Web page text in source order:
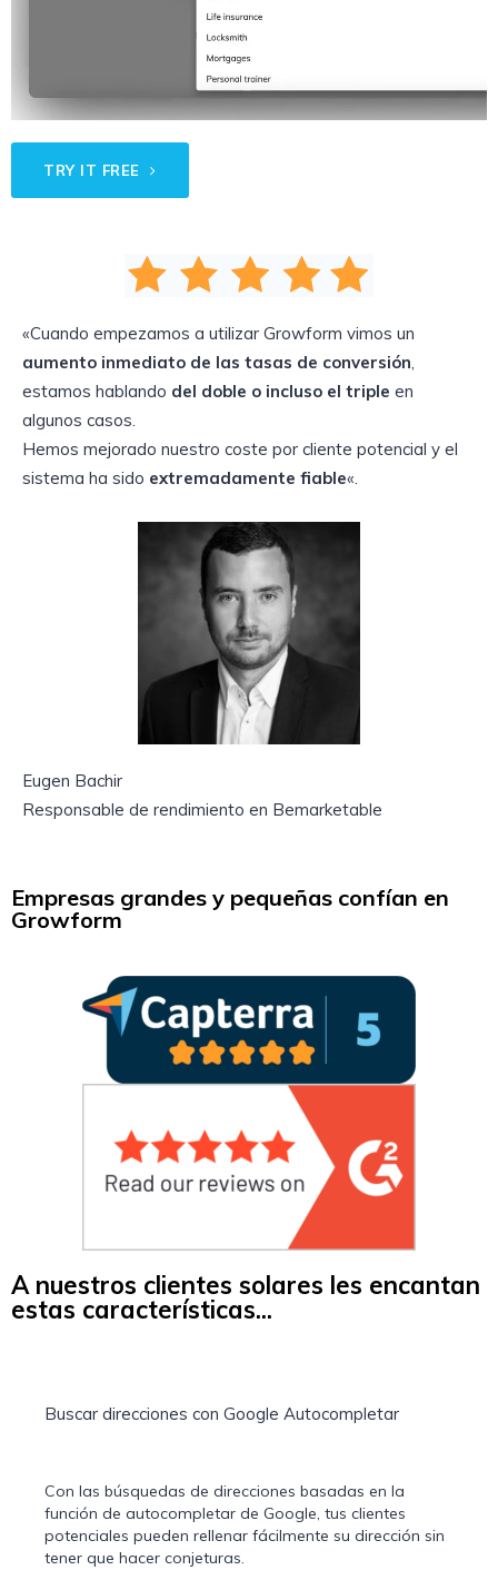
TRY IT FREE
«Cuando empezamos a utilizar Growform vimos un
aumento inmediato de las tasas de conversión,
estamos hablando del doble o incluso el triple en
algunos casos.
Hemos mejorado nuestro coste por cliente potencial y el
sistema ha sido extremadamente fiable«.
Eugen Bachir
Responsable de rendimiento en Bemarketable
Empresas grandes y pequeñas confían en
Growform
A nuestros clientes solares les encantan
estas características...
Buscar direcciones con Google Autocompletar
Con las búsquedas de direcciones basadas en la
función de autocompletar de Google, tus clientes
potenciales pueden rellenar fácilmente su dirección sin
tener que hacer conjeturas.